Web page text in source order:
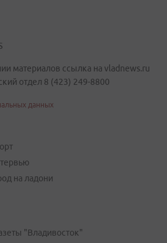
материалов ссылка на vladnews.ru
отдел 8 (423) 249-8800
данных
на ладони
"Владивосток"